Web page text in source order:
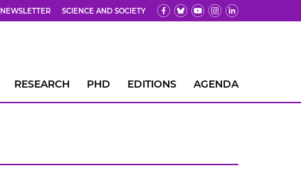
NEWSLETTER SCIENCE AND SOCIETY
RESEARCH PHD EDITIONS AGENDA